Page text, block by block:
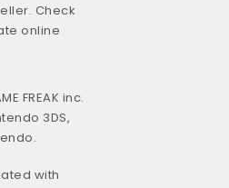
Check
online
FREAK inc.
3DS,
with